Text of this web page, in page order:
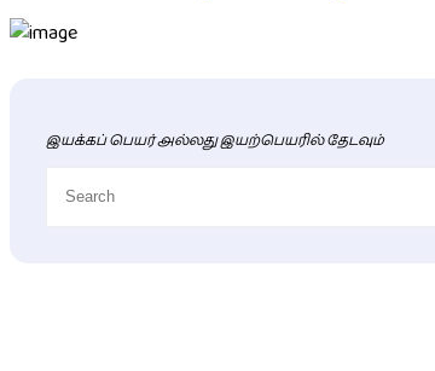
இயக்கப் பெயர் அல்லது இயற்பெயரில் தேடவும்